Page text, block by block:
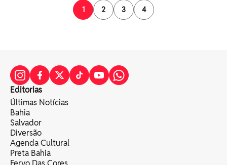
1
2 3 4
Editorias
Últimas Notícias
Bahia
Salvador
Diversão
Agenda Cultural
Preta Bahia